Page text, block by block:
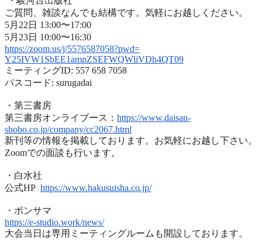
ご質問、雑談なんでも結構です。気軽にお越しください。
5月22日 13:00〜17:00
5月23日 10:00〜16:30
https://zoom.us/j/5576587058?pwd=
Y25IVW1SbEE1ampZSEFWQWliVDh4QT09
ミーティングID: 557 658 7058
パスコード: surugadai
・第三書房
第三書房オンライブース： https://www.daisan-
shobo.co.jp/company/cc2067.html
新刊等の情報を掲載しております。お気軽にお越し下さい。
Zoomでの面談も行います。
・白水社
公式HP https://www.hakusuisha.co.jp/
・ボンサマ
https://e-studio.work/news/
大会当日は専用ミーティングルームも開設しております。